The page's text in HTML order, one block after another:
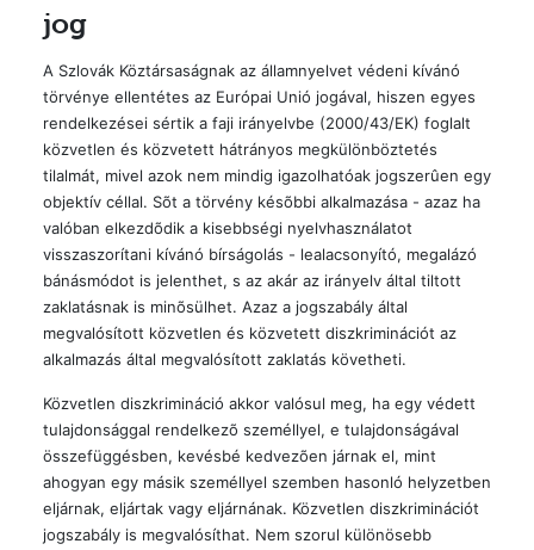
jog
A Szlovák Köztársaságnak az államnyelvet védeni kívánó
törvénye ellentétes az Európai Unió jogával, hiszen egyes
rendelkezései sértik a faji irányelvbe (2000/43/EK) foglalt
közvetlen és közvetett hátrányos megkülönböztetés
tilalmát, mivel azok nem mindig igazolhatóak jogszerûen egy
objektív céllal. Sõt a törvény késõbbi alkalmazása - azaz ha
valóban elkezdõdik a kisebbségi nyelvhasználatot
visszaszorítani kívánó bírságolás - lealacsonyító, megalázó
bánásmódot is jelenthet, s az akár az irányelv által tiltott
zaklatásnak is minõsülhet. Azaz a jogszabály által
megvalósított közvetlen és közvetett diszkriminációt az
alkalmazás által megvalósított zaklatás követheti.
Közvetlen diszkrimináció akkor valósul meg, ha egy védett
tulajdonsággal rendelkezõ személlyel, e tulajdonságával
összefüggésben, kevésbé kedvezõen járnak el, mint
ahogyan egy másik személlyel szemben hasonló helyzetben
eljárnak, eljártak vagy eljárnának. Közvetlen diszkriminációt
jogszabály is megvalósíthat. Nem szorul különösebb